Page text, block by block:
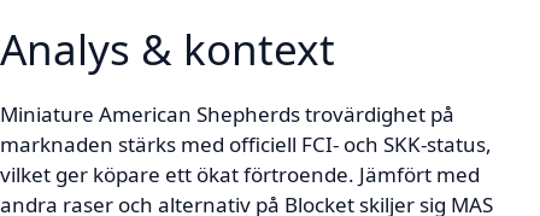
Analys & kontext
Miniature American Shepherds trovärdighet på
marknaden stärks med officiell FCI- och SKK-status,
vilket ger köpare ett ökat förtroende. Jämfört med
andra raser och alternativ på Blocket skiljer sig MAS